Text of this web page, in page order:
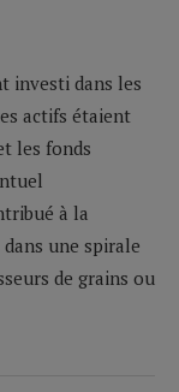
investi dans les
actifs étaient
les fonds
à la
une spirale
de grains ou